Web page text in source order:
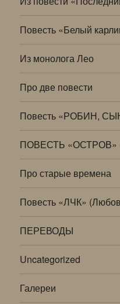
Повесть «Белый
Из монолога Лео
Про две повести
Повесть «РОБИН,
ПОВЕСТЬ «ОСТРОВ»
Про старые времена
Повесть «ЛЧК»
ПЕРЕВОДЫ
Uncategorized
Галереи